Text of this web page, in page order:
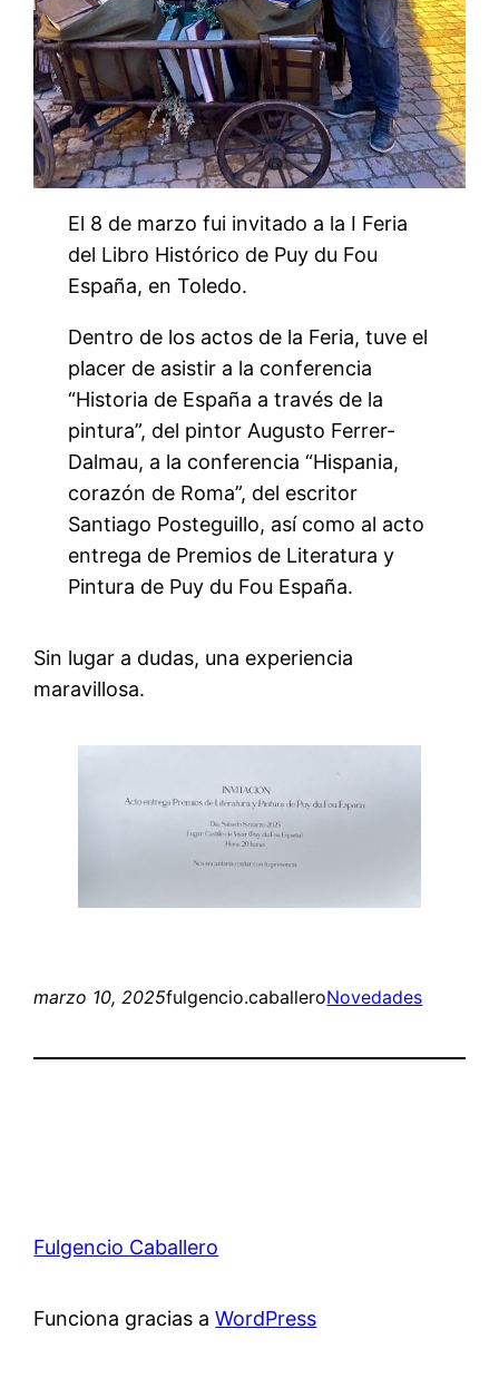
El 8 de marzo fui invitado a la I Feria
del Libro Histórico de Puy du Fou
España, en Toledo.
Dentro de los actos de la Feria, tuve el
placer de asistir a la conferencia
“Historia de España a través de la
pintura”, del pintor Augusto Ferrer-
Dalmau, a la conferencia “Hispania,
corazón de Roma”, del escritor
Santiago Posteguillo, así como al acto
entrega de Premios de Literatura y
Pintura de Puy du Fou España.
Sin lugar a dudas, una experiencia
maravillosa.
marzo 10, 2025fulgencio.caballeroNovedades
Fulgencio Caballero
Funciona gracias aWordPress